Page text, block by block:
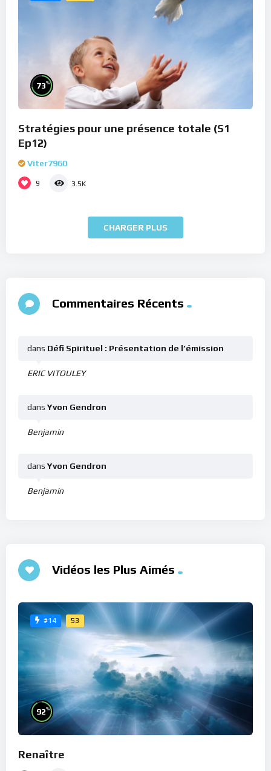
73%
Stratégies pour une présence totale (S1
Ep12)
Viter7960
9 3.5K
CHARGER PLUS
Commentaires Récents
ERIC VITOULEY
dans Défi Spirituel : Présentation de l’émission
Benjamin
dans Yvon Gendron
Benjamin
dans Yvon Gendron
Vidéos les Plus Aimés
#14 53
92%
Renaître